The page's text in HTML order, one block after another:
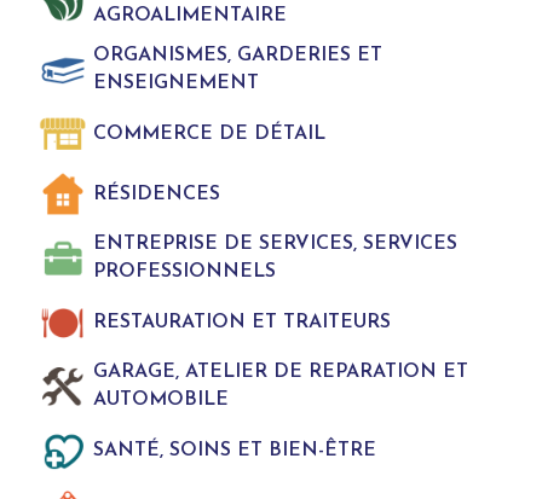
AGROALIMENTAIRE
ORGANISMES, GARDERIES ET
ENSEIGNEMENT
COMMERCE DE DÉTAIL
RÉSIDENCES
ENTREPRISE DE SERVICES, SERVICES
PROFESSIONNELS
RESTAURATION ET TRAITEURS
GARAGE, ATELIER DE REPARATION ET
AUTOMOBILE
SANTÉ, SOINS ET BIEN-ÊTRE